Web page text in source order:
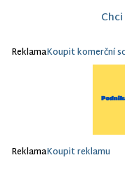
ReklamaKoupit komerční
ReklamaKoupit reklamu